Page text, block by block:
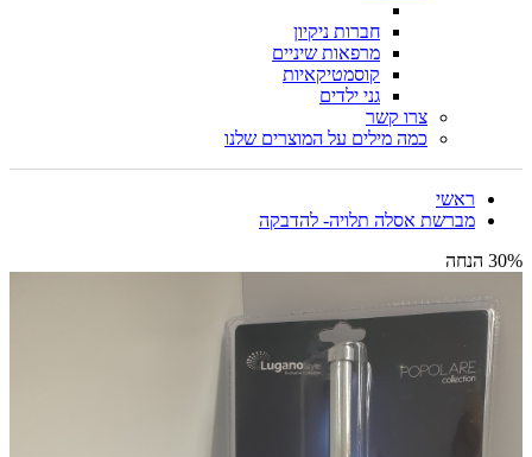
חברות ניקיון
מרפאות שיניים
קוסמטיקאיות
גני ילדים
צרו קשר
כמה מילים על המוצרים שלנו
ראשי
מברשת אסלה תלויה- להדבקה
30% הנחה